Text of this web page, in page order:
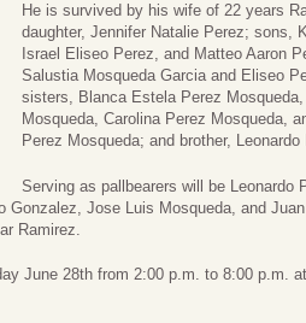
He is survived by his wife of 22 years
daughter, Jennifer Natalie Perez; sons,
Israel Eliseo Perez, and Matteo Aaron
Salustia Mosqueda Garcia and Eliseo
sisters, Blanca Estela Perez
Mosqueda, Carolina Perez Mosqueda,
Perez Mosqueda; and brother,
Serving as pallbearers will be Leonardo
Gonzalez, Jose Luis Mosqueda, and
Ramirez.
June 28th from 2:00 p.m. to 8:00 p.m.